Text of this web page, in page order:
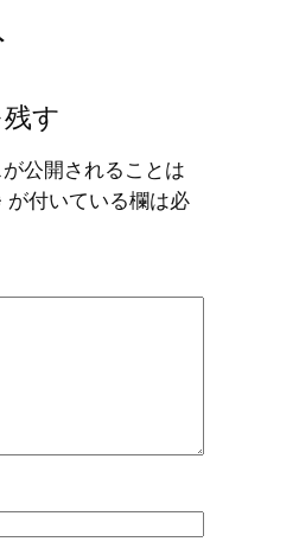
す
公開されることは
が付いている欄は必